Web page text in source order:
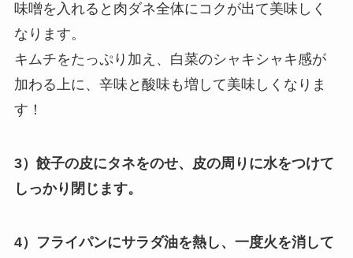
味噌を入れると肉ダネ全体にコクが出て美味しく
なります。
キムチをたっぷり加え、白菜のシャキシャキ感が
加わる上に、辛味と酸味も増して美味しくなりま
す！
3）餃子の皮にタネをのせ、皮の周りに水をつけて
しっかり閉じます。
4）フライパンにサラダ油を熱し、一度火を消して